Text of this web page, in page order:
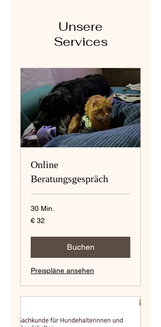
Unsere
Services
Online
Beratungsgespräch
30 Min.
32
Euro
€ 32
Buchen
Preispläne ansehen